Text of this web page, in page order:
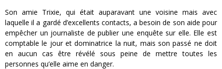
Son amie Trixie, qui était auparavant une voisine mais avec
laquelle il a gardé d’excellents contacts, a besoin de son aide pour
empêcher un journaliste de publier une enquête sur elle. Elle est
comptable le jour et dominatrice la nuit, mais son passé ne doit
en aucun cas être révélé sous peine de mettre toutes les
personnes qu’elle aime en danger.